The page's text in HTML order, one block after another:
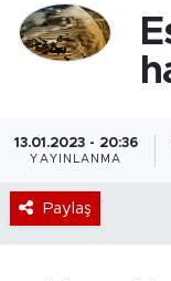
13.01.2023 - 20:36
YAYINLANMA
Paylaş
Siyaset
Sağlık
Ekonomi
Trafik
Süper Lig
Tüm
Son Dakika